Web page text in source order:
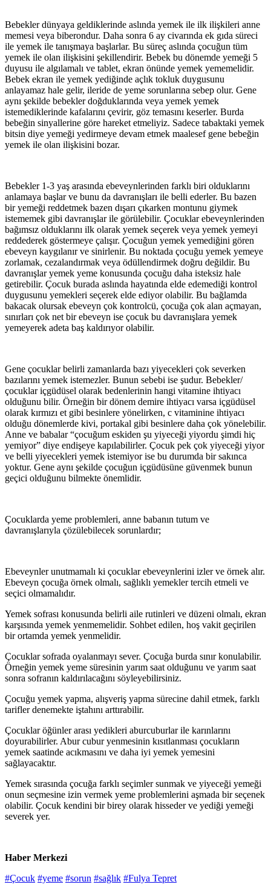
Bebekler dünyaya geldiklerinde aslında yemek ile ilk ilişkileri anne
memesi veya biberondur. Daha sonra 6 ay civarında ek gıda süreci
ile yemek ile tanışmaya başlarlar. Bu süreç aslında çocuğun tüm
yemek ile olan ilişkisini şekillendirir. Bebek bu dönemde yemeği 5
duyusu ile algılamalı ve tablet, ekran önünde yemek yememelidir.
Bebek ekran ile yemek yediğinde açlık tokluk duygusunu
anlayamaz hale gelir, ileride de yeme sorunlarına sebep olur. Gene
aynı şekilde bebekler doğduklarında veya yemek yemek
istemediklerinde kafalarını çevirir, göz temasını keserler. Burda
bebeğin sinyallerine göre hareket etmeliyiz. Sadece tabaktaki yemek
bitsin diye yemeği yedirmeye devam etmek maalesef gene bebeğin
yemek ile olan ilişkisini bozar.
Bebekler 1-3 yaş arasında ebeveynlerinden farklı biri olduklarını
anlamaya başlar ve bunu da davranışları ile belli ederler. Bu bazen
bir yemeği reddetmek bazen dışarı çıkarken montunu giymek
istememek gibi davranışlar ile görülebilir. Çocuklar ebeveynlerinden
bağımsız olduklarını ilk olarak yemek seçerek veya yemek yemeyi
reddederek göstermeye çalışır. Çocuğun yemek yemediğini gören
ebeveyn kaygılanır ve sinirlenir. Bu noktada çocuğu yemek yemeye
zorlamak, cezalandırmak veya ödüllendirmek doğru değildir. Bu
davranışlar yemek yeme konusunda çocuğu daha isteksiz hale
getirebilir. Çocuk burada aslında hayatında elde edemediği kontrol
duygusunu yemekleri seçerek elde ediyor olabilir. Bu bağlamda
bakacak olursak ebeveyn çok kontrolcü, çocuğa çok alan açmayan,
sınırları çok net bir ebeveyn ise çocuk bu davranışlara yemek
yemeyerek adeta baş kaldırıyor olabilir.
Gene çocuklar belirli zamanlarda bazı yiyecekleri çok severken
bazılarını yemek istemezler. Bunun sebebi ise şudur. Bebekler/
çocuklar içgüdüsel olarak bedenlerinin hangi vitamine ihtiyacı
olduğunu bilir. Örneğin bir dönem demire ihtiyacı varsa içgüdüsel
olarak kırmızı et gibi besinlere yönelirken, c vitaminine ihtiyacı
olduğu dönemlerde kivi, portakal gibi besinlere daha çok yönelebilir.
Anne ve babalar “çocuğum eskiden şu yiyeceği yiyordu şimdi hiç
yemiyor” diye endişeye kapılabilirler. Çocuk pek çok yiyeceği yiyor
ve belli yiyecekleri yemek istemiyor ise bu durumda bir sakınca
yoktur. Gene aynı şekilde çocuğun içgüdüsüne güvenmek bunun
geçici olduğunu bilmekte önemlidir.
Çocuklarda yeme problemleri, anne babanın tutum ve
davranışlarıyla çözülebilecek sorunlardır;
Ebeveynler unutmamalı ki çocuklar ebeveynlerini izler ve örnek alır.
Ebeveyn çocuğa örnek olmalı, sağlıklı yemekler tercih etmeli ve
seçici olmamalıdır.
Yemek sofrası konusunda belirli aile rutinleri ve düzeni olmalı, ekran
karşısında yemek yenmemelidir. Sohbet edilen, hoş vakit geçirilen
bir ortamda yemek yenmelidir.
Çocuklar sofrada oyalanmayı sever. Çocuğa burda sınır konulabilir.
Örneğin yemek yeme süresinin yarım saat olduğunu ve yarım saat
sonra sofranın kaldırılacağını söyleyebilirsiniz.
Çocuğu yemek yapma, alışveriş yapma sürecine dahil etmek, farklı
tarifler denemekte iştahını arttırabilir.
Çocuklar öğünler arası yedikleri aburcuburlar ile karınlarını
doyurabilirler. Abur cubur yenmesinin kısıtlanması çocukların
yemek saatinde acıkmasını ve daha iyi yemek yemesini
sağlayacaktır.
Yemek sırasında çocuğa farklı seçimler sunmak ve yiyeceği yemeği
onun seçmesine izin vermek yeme problemlerini aşmada bir seçenek
olabilir. Çocuk kendini bir birey olarak hisseder ve yediği yemeği
severek yer.
Haber Merkezi
#Çocuk #yeme #sorun #sağlık #Fulya Tepret